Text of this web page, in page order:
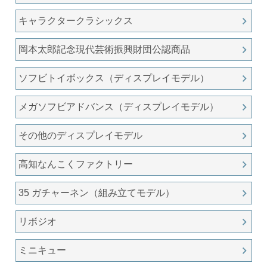
キャラクタークラシックス
岡本太郎記念現代芸術振興財団公認商品
ソフビトイボックス（ディスプレイモデル）
メガソフビアドバンス（ディスプレイモデル）
その他のディスプレイモデル
高知なんこくファクトリー
35 ガチャーネン（組み立てモデル）
リボジオ
ミニキュー